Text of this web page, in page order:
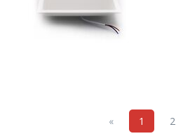
«Previous
1 2